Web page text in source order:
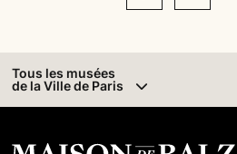
Tous les musées
de la Ville de Paris